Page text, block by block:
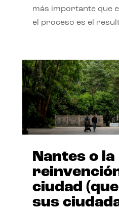
más importante que
el proceso es el
Nantes o la
ciudad
sus